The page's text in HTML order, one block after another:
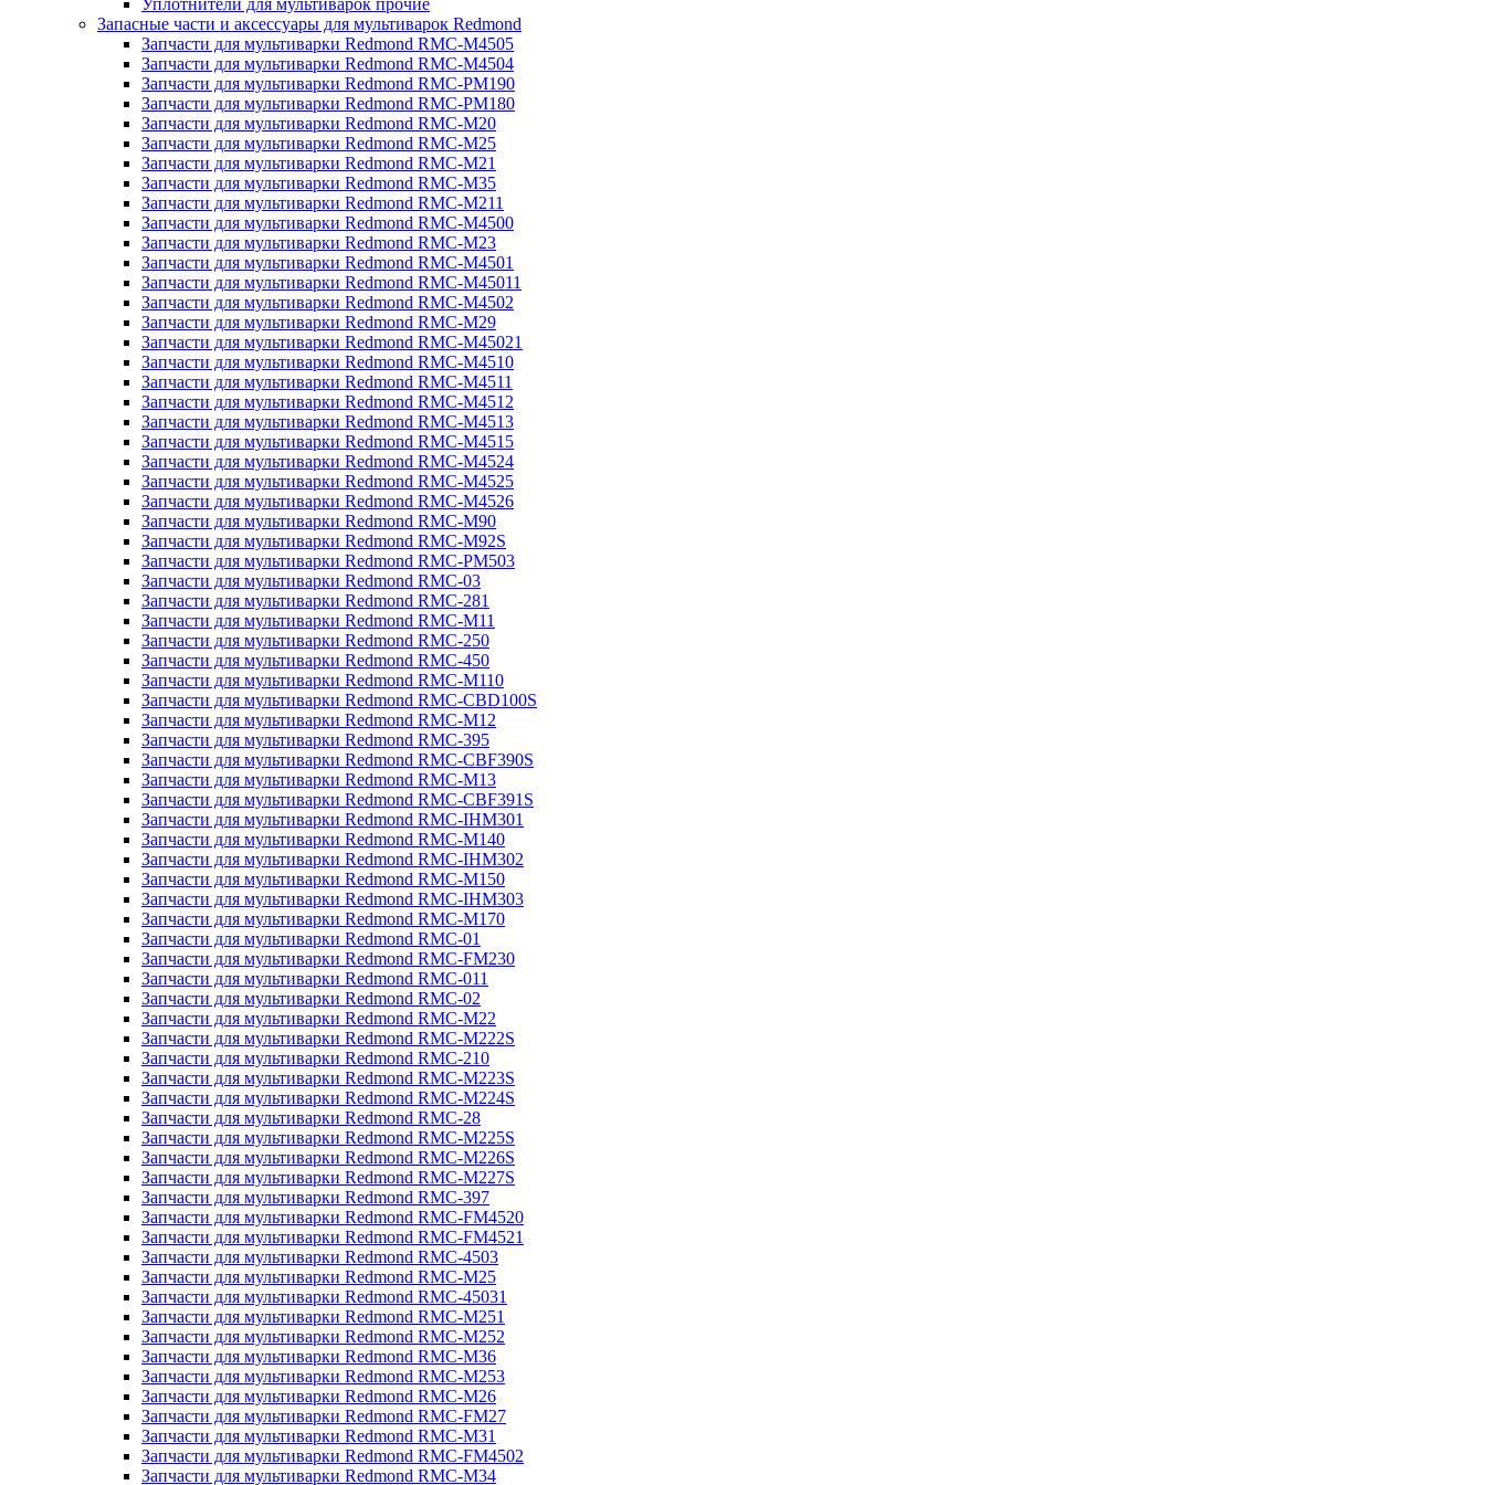
Уплотнители для мультиварок прочие
Запасные части и аксессуары для мультиварок Redmond
Запчасти для мультиварки Redmond RMC-M4505
Запчасти для мультиварки Redmond RMC-M4504
Запчасти для мультиварки Redmond RMC-PM190
Запчасти для мультиварки Redmond RMC-PM180
Запчасти для мультиварки Redmond RMC-M20
Запчасти для мультиварки Redmond RMC-M25
Запчасти для мультиварки Redmond RMC-M21
Запчасти для мультиварки Redmond RMC-M35
Запчасти для мультиварки Redmond RMC-M211
Запчасти для мультиварки Redmond RMC-M4500
Запчасти для мультиварки Redmond RMC-M23
Запчасти для мультиварки Redmond RMC-M4501
Запчасти для мультиварки Redmond RMC-M45011
Запчасти для мультиварки Redmond RMC-M4502
Запчасти для мультиварки Redmond RMC-M29
Запчасти для мультиварки Redmond RMC-M45021
Запчасти для мультиварки Redmond RMC-M4510
Запчасти для мультиварки Redmond RMC-M4511
Запчасти для мультиварки Redmond RMC-M4512
Запчасти для мультиварки Redmond RMC-M4513
Запчасти для мультиварки Redmond RMC-M4515
Запчасти для мультиварки Redmond RMC-M4524
Запчасти для мультиварки Redmond RMC-M4525
Запчасти для мультиварки Redmond RMC-M4526
Запчасти для мультиварки Redmond RMC-M90
Запчасти для мультиварки Redmond RMC-M92S
Запчасти для мультиварки Redmond RMC-PM503
Запчасти для мультиварки Redmond RMC-03
Запчасти для мультиварки Redmond RMC-281
Запчасти для мультиварки Redmond RMC-M11
Запчасти для мультиварки Redmond RMC-250
Запчасти для мультиварки Redmond RMC-450
Запчасти для мультиварки Redmond RMC-M110
Запчасти для мультиварки Redmond RMC-CBD100S
Запчасти для мультиварки Redmond RMC-M12
Запчасти для мультиварки Redmond RMC-395
Запчасти для мультиварки Redmond RMC-CBF390S
Запчасти для мультиварки Redmond RMC-M13
Запчасти для мультиварки Redmond RMC-CBF391S
Запчасти для мультиварки Redmond RMC-IHM301
Запчасти для мультиварки Redmond RMC-M140
Запчасти для мультиварки Redmond RMC-IHM302
Запчасти для мультиварки Redmond RMC-M150
Запчасти для мультиварки Redmond RMC-IHM303
Запчасти для мультиварки Redmond RMC-M170
Запчасти для мультиварки Redmond RMC-01
Запчасти для мультиварки Redmond RMC-FM230
Запчасти для мультиварки Redmond RMC-011
Запчасти для мультиварки Redmond RMC-02
Запчасти для мультиварки Redmond RMC-M22
Запчасти для мультиварки Redmond RMC-M222S
Запчасти для мультиварки Redmond RMC-210
Запчасти для мультиварки Redmond RMC-M223S
Запчасти для мультиварки Redmond RMC-M224S
Запчасти для мультиварки Redmond RMC-28
Запчасти для мультиварки Redmond RMC-M225S
Запчасти для мультиварки Redmond RMC-M226S
Запчасти для мультиварки Redmond RMC-M227S
Запчасти для мультиварки Redmond RMC-397
Запчасти для мультиварки Redmond RMC-FM4520
Запчасти для мультиварки Redmond RMC-FM4521
Запчасти для мультиварки Redmond RMC-4503
Запчасти для мультиварки Redmond RMC-M25
Запчасти для мультиварки Redmond RMC-45031
Запчасти для мультиварки Redmond RMC-M251
Запчасти для мультиварки Redmond RMC-M252
Запчасти для мультиварки Redmond RMC-M36
Запчасти для мультиварки Redmond RMC-M253
Запчасти для мультиварки Redmond RMC-M26
Запчасти для мультиварки Redmond RMC-FM27
Запчасти для мультиварки Redmond RMC-M31
Запчасти для мультиварки Redmond RMC-FM4502
Запчасти для мультиварки Redmond RMC-M34